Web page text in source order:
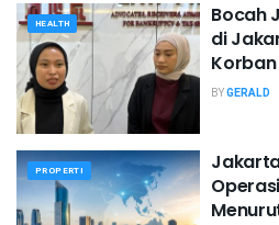
HEALTH
Bocah
di
BYGERALD
PROPERTI